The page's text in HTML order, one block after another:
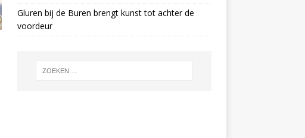
Gluren bij de Buren brengt kunst tot achter de
voordeur